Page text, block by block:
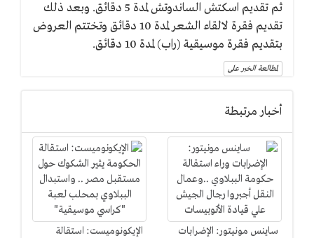
ثم تقديم اسكتش الساندوتش لمدة 5 دقائق. وبعد ذلك
تقديم فقرة لالقاء الشعر لمدة 10 دقائق وتختتم العروض
بتقديم فقرة موسيقية (راب) لمدة 10 دقائق.
لمطالعة الخبر على
أخبار مرتبطة
ساينس مونيتور: الإضرابات
الإيكونوميست: استقالة